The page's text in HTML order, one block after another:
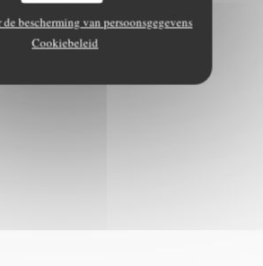
bescherming van persoonsgegevens
Cookiebeleid